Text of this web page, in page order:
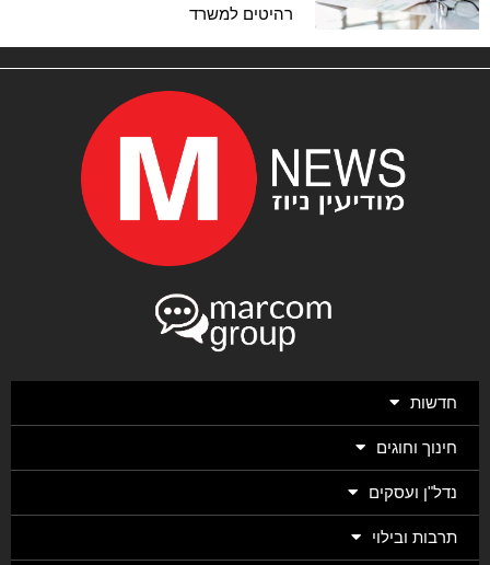
רהיטים למשרד
חדשות
חינוך וחוגים
נדל"ן ועסקים
תרבות ובילוי